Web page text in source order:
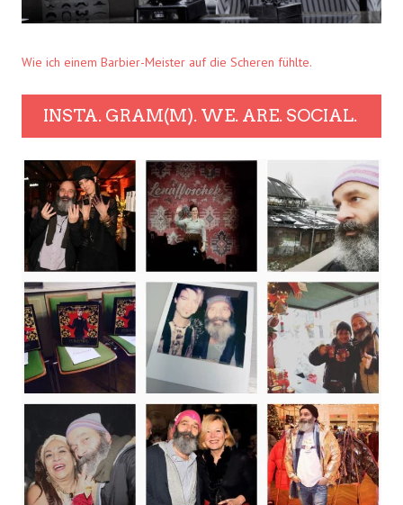
Wie ich einem Barbier-Meister auf die Scheren fühlte.
INSTA. GRAM(M). WE. ARE. SOCIAL.